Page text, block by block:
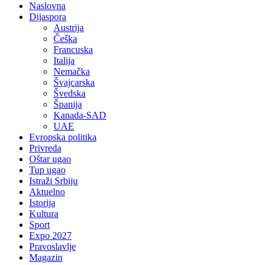
Naslovna
Dijaspora
Austrija
Češka
Francuska
Italija
Nemačka
Švajcarska
Švedska
Španija
Kanada-SAD
UAE
Evropska politika
Privreda
Oštar ugao
Tup ugao
Istraži Srbiju
Aktuelno
Istorija
Kultura
Sport
Expo 2027
Pravoslavlje
Magazin